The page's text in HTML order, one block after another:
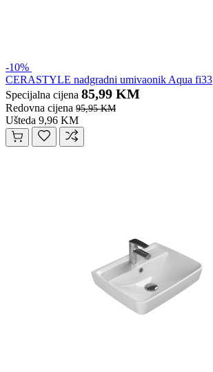
-10%
CERASTYLE nadgradni umivaonik Aqua fi33
Specijalna cijena 85,99 KM
Redovna cijena 95,95 KM
Ušteda 9,96 KM